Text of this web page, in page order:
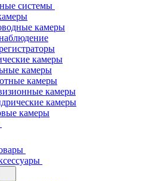
системы
камеры
камеры
камеры
камеры
камеры
камеры
камеры